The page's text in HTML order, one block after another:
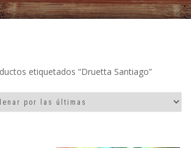
etiquetados “Druetta Santiago”